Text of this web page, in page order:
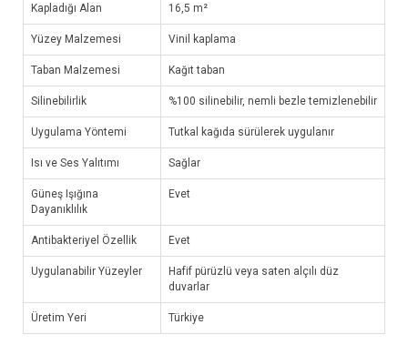
Kapladığı Alan 16,5 m²
Yüzey Malzemesi Vinil kaplama
Taban Malzemesi Kağıt taban
Silinebilirlik %100 silinebilir, nemli bezle temizlenebilir
Uygulama Yöntemi Tutkal kağıda sürülerek uygulanır
Isı ve Ses Yalıtımı Sağlar
Güneş Işığına
Dayanıklılık
Evet
Antibakteriyel Özellik Evet
Uygulanabilir Yüzeyler
Hafif pürüzlü veya saten alçılı düz
duvarlar
Üretim Yeri Türkiye